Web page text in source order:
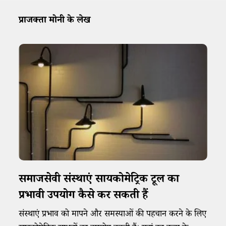
प्राजक्ता मोनी के लेख
समाजसेवी संस्थाएं सायकोमेट्रिक टूल का
प्रभावी उपयोग कैसे कर सकती हैं
संस्थाएं प्रभाव को मापने और समस्याओं की पहचान करने के लिए